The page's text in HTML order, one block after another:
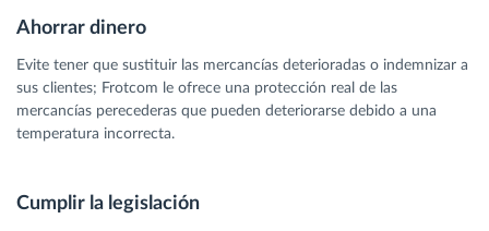
Ahorrar dinero
Evite tener que sustituir las mercancías deterioradas o indemnizar a
sus clientes; Frotcom le ofrece una protección real de las
mercancías perecederas que pueden deteriorarse debido a una
temperatura incorrecta.
Cumplir la legislación